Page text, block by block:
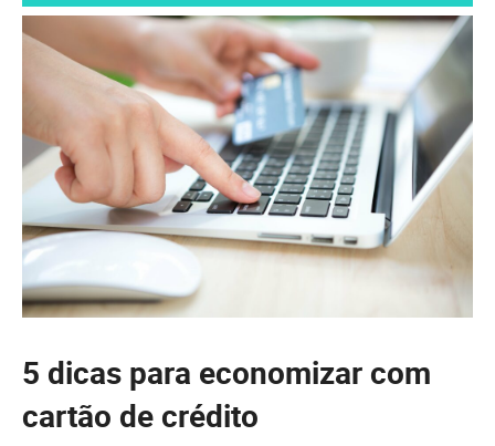
5 dicas para economizar com
cartão de crédito